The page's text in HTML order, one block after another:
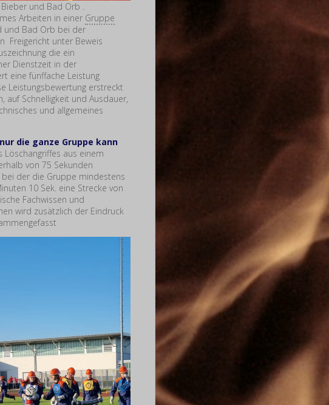
und Bad Orb .
Arbeiten in einer Gruppe
und Bad Orb bei der
Freigericht unter Beweis
die ein
Dienstzeit in der
eine fünffache Leistung
Leistungsbewertung erstreckt
auf Schnelligkeit und Ausdauer,
und allgemeines
die ganze Gruppe kann
aus einem
von 75 Sekunden
der die Gruppe mindestens
10 Sek. eine Strecke von
Fachwissen und
wird zusätzlich der Eindruck